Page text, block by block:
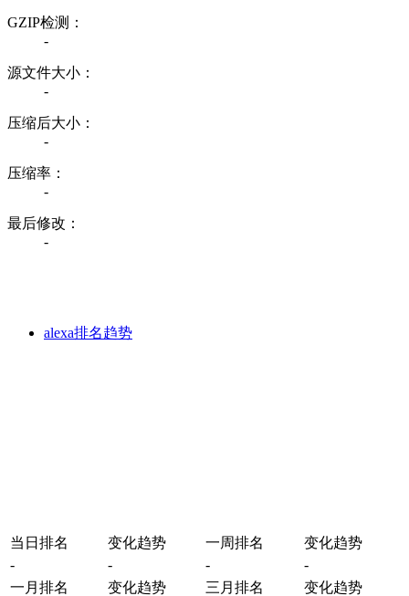
GZIP检测：
-
源文件大小：
-
压缩后大小：
-
压缩率：
-
最后修改：
-
alexa排名趋势
当日排名 变化趋势 一周排名
变化趋势
-
- -
-
一月排名
变化趋势 三月排名
变化趋势